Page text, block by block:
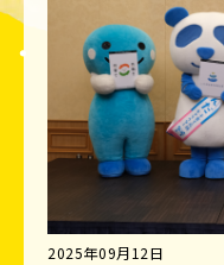
2025年09月12日